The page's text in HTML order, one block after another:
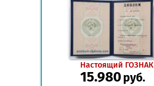
Настоящий ГОЗНАК
15.980руб.